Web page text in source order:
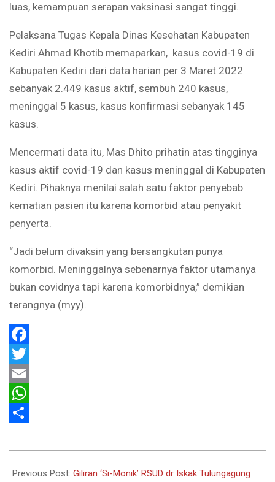
luas, kemampuan serapan vaksinasi sangat tinggi.
Pelaksana Tugas Kepala Dinas Kesehatan Kabupaten
Kediri Ahmad Khotib memaparkan, kasus covid-19 di
Kabupaten Kediri dari data harian per 3 Maret 2022
sebanyak 2.449 kasus aktif, sembuh 240 kasus,
meninggal 5 kasus, kasus konfirmasi sebanyak 145
kasus.
Mencermati data itu, Mas Dhito prihatin atas tingginya
kasus aktif covid-19 dan kasus meninggal di Kabupaten
Kediri. Pihaknya menilai salah satu faktor penyebab
kematian pasien itu karena komorbid atau penyakit
penyerta.
“Jadi belum divaksin yang bersangkutan punya
komorbid. Meninggalnya sebenarnya faktor utamanya
bukan covidnya tapi karena komorbidnya,” demikian
terangnya (myy).
Facebook
Twitter
Email
WhatsApp
03-
Previous Post: Giliran ‘Si-Monik’ RSUD dr Iskak Tulungagung